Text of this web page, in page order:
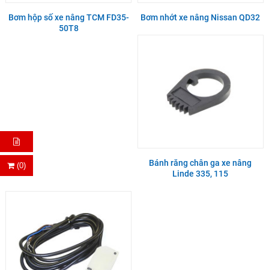
(0)
Bơm hộp số xe nâng TCM FD35-
50T8
Bơm nhớt xe nâng Nissan QD32
Bánh răng chân ga xe nâng
Linde 335, 115